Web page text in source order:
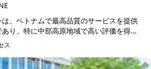
、ベトナムで最高品質のサービスを提供
り、特に中部高原地域で高い評価を得て
旅を提供することを願い、ロンヴァン・
ス